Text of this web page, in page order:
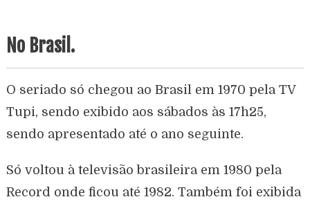
No Brasil.
O seriado só chegou ao Brasil em 1970 pela TV
Tupi, sendo exibido aos sábados às 17h25,
sendo apresentado até o ano seguinte.
Só voltou à televisão brasileira em 1980 pela
Record onde ficou até 1982. Também foi exibida